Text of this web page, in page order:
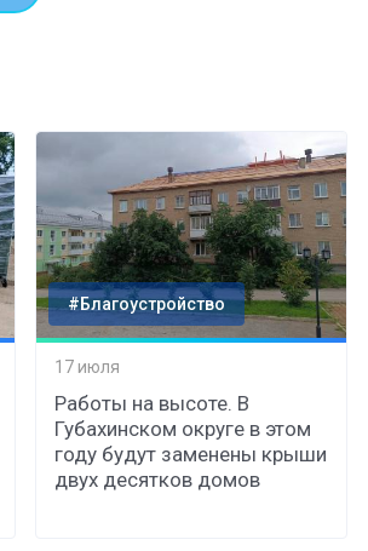
#Благоустройство
17 июля
Работы на высоте. В
Губахинском округе в этом
году будут заменены крыши
двух десятков домов